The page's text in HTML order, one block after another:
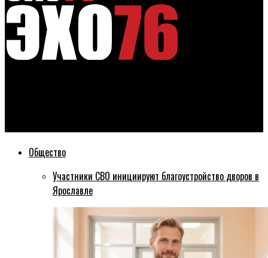
Общество
Участники СВО инициируют благоустройство дворов в
Ярославле